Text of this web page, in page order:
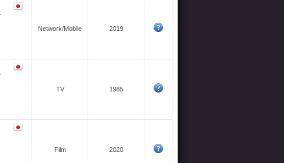
Network/Mobile 2019
TV 1985
Film 2020